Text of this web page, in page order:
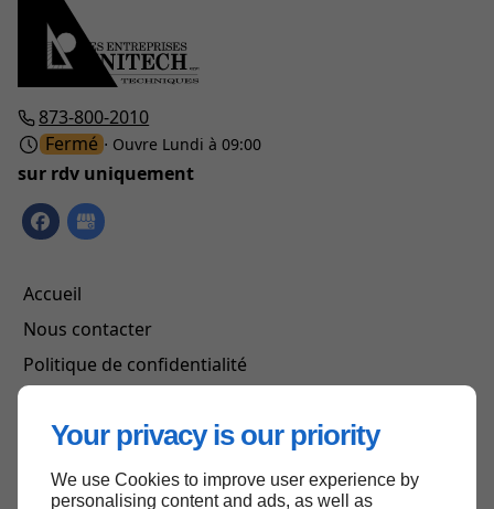
Your privacy is our priority
We use Cookies to improve user experience by
personalising content and ads, as well as
873-800-2010
Fermé ⋅ Ouvre Lundi à 09:00
sur rdv uniquement
Accueil
Nous contacter
Politique de confidentialité
Haut de page